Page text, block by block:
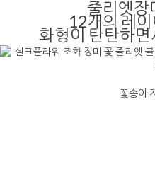
줄리엣장
12개의 레
화형이 탄탄하
꽃송이